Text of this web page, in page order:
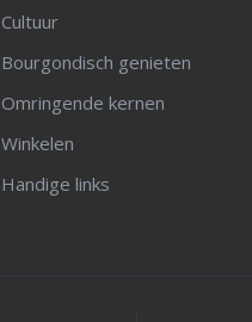
Cultuur
Bourgondisch genieten
Omringende kernen
Winkelen
Handige links